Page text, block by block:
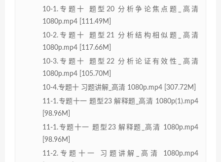
10-1.专题十 题型20 分析争论焦点题_高清
1080p.mp4 [111.49M]
10-2.专题十 题型21 分析结构相似题_高清
1080p.mp4 [117.66M]
10-3.专题十 题型22 分析论证有效性_高清
1080p.mp4 [105.70M]
10-4.专题十 习题讲解_高清 1080p.mp4 [307.72M]
11-1.专题十一 题型23 解释题_高清 1080p(1).mp4
[98.96M]
11-1.专题十一 题型23 解释题_高清 1080p.mp4
[98.96M]
11-2.专题十一 习题讲解_高清 1080p.mp4